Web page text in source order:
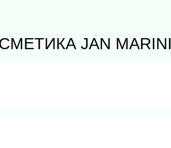
JAN MARINI